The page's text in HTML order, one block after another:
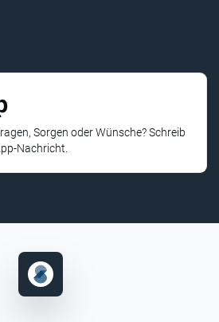
Sorgen oder Wünsche? Schreib
Nachricht.